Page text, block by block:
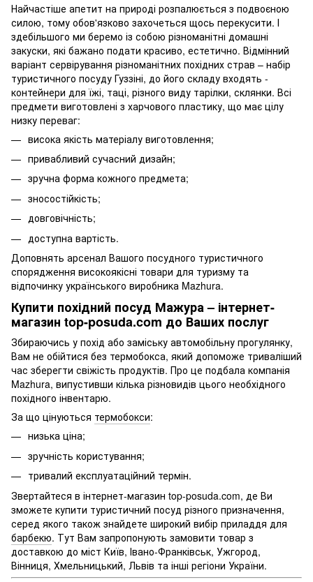
Найчастіше апетит на природі розпалюється з подвоєною
силою, тому обов'язково захочеться щось перекусити. І
здебільшого ми беремо із собою різноманітні домашні
закуски, які бажано подати красиво, естетично. Відмінний
варіант сервірування різноманітних похідних страв – набір
туристичного посуду Гуззіні, до його складу входять -
контейнери для їжі, таці, різного виду тарілки, склянки. Всі
предмети виготовлені з харчового пластику, що має цілу
низку переваг:
висока якість матеріалу виготовлення;
привабливий сучасний дизайн;
зручна форма кожного предмета;
зносостійкість;
довговічність;
доступна вартість.
Доповнять арсенал Вашого посудного туристичного
спорядження високоякісні товари для туризму та
відпочинку українського виробника Mazhura.
Купити похідний посуд Мажура – інтернет-
магазин top-posuda.com до Ваших послуг
Збираючись у похід або заміську автомобільну прогулянку,
Вам не обійтися без термобокса, який допоможе триваліший
час зберегти свіжість продуктів. Про це подбала компанія
Mazhura, випустивши кілька різновидів цього необхідного
похідного інвентарю.
За що цінуються термобокси:
низька ціна;
зручність користування;
тривалий експлуатаційний термін.
Звертайтеся в інтернет-магазин top-posuda.com, де Ви
зможете купити туристичний посуд різного призначення,
серед якого також знайдете широкий вибір приладдя для
барбекю. Тут Вам запропонують замовити товар з
доставкою до міст Київ, Івано-Франківськ, Ужгород,
Вінниця, Хмельницький, Львів та інші регіони України.